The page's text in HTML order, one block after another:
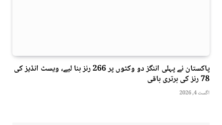
پاکستان نے پہلی اننگز دو وکٹوں پر 266 رنز بنا لیے، ویسٹ انڈیز کی
78 رنز کی برتری باقی
اگست 4, 2026